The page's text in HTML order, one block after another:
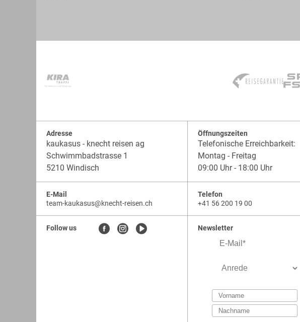
Adresse
kaukasus - knecht reisen ag
Schwimmbadstrasse 1
5210 Windisch
E-Mail
team-kaukasus@
kaukasus
knecht-reisen.ch
Follow us
Öffnungszeiten
Telefonische Erreichbarkeit:
Montag - Freitag
09:00 Uhr - 18:00 Uhr
Telefon
+41 56 200 19 00
Newsletter